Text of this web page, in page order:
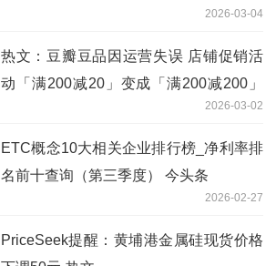
2026-03-04
热文：豆瓣豆品因运营失误 店铺促销活
动「满200减20」变成「满200减200」
豆瓣致歉：无法承受异常订单巨额损失
2026-03-02
ETC概念10大相关企业排行榜_净利率排
名前十查询（第三季度） 今头条
2026-02-27
PriceSeek提醒：黄埔港金属硅现货价格